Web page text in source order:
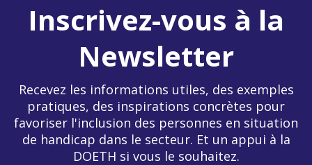
Inscrivez-vous à la
Newsletter
Recevez les informations utiles, des exemples
pratiques, des inspirations concrètes pour
favoriser l'inclusion des personnes en situation
de handicap dans le secteur. Et un appui à la
DOETH si vous le souhaitez.